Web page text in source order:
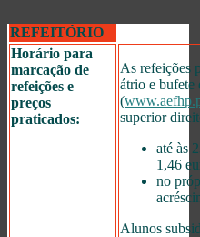
REFEITÓRIO
Horário para
marcação de
refeições e
preços
praticados:
As refeições
átrio e bufete
(
superior
até às
1,46
no
Alunos